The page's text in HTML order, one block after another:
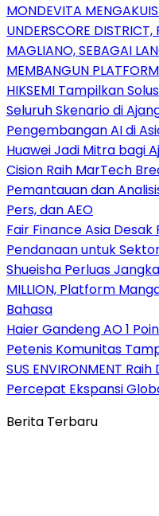
MONDEVITA
UNDERSCORE
MAGLIANO, SEBAGAI
MEMBANGUN
HIKSEMI Tampilkan
Seluruh Skenario di
Pengembangan AI di
Huawei Jadi Mitra bagi
Cision Raih MarTech
Pemantauan dan
Pers, dan AEO
Fair Finance Asia
Pendanaan untuk
Shueisha Perluas
MILLION, Platform
Bahasa
Haier Gandeng AO 1
Petenis Komunitas
SUS ENVIRONMENT
Percepat Ekspansi
Berita Terbaru